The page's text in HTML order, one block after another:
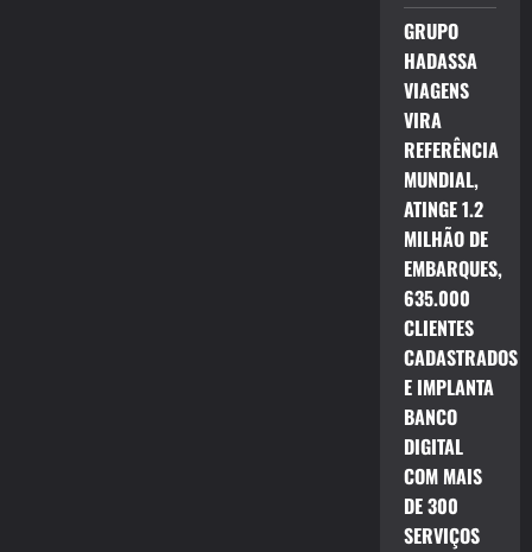
GRUPO
HADASSA
VIAGENS
VIRA
REFERÊNCIA
MUNDIAL,
ATINGE 1.2
MILHÃO DE
EMBARQUES,
635.000
CLIENTES
CADASTRADOS
E IMPLANTA
BANCO
DIGITAL
COM MAIS
DE 300
SERVIÇOS